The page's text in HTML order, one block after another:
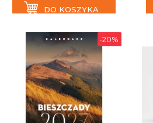
DO KOSZYKA
-20%